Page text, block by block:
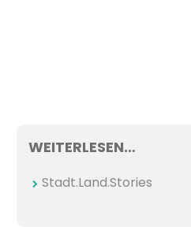
WEITERLESEN…
Stadt.Land.Stories